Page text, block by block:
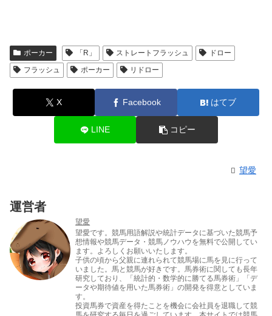
ポーカー 「R」 ストレートフラッシュ
ドロー
フラッシュ
ポーカー リドロー
X Facebook はてブ
LINE コピー
望愛
運営者
望愛
望愛です。競馬用語解説や統計データに基づいた競馬予
想情報や競馬データ・競馬ノウハウを無料で公開してい
ます。よろしくお願いいたします。
子供の頃から父親に連れられて競馬場に馬を見に行って
いました。馬と競馬が好きです。馬券術に関しても長年
研究しており、「統計的・数学的に勝てる馬券術」「デ
ータや期待値を用いた馬券術」の開発を得意としていま
す。
投資馬券で資産を得たことを機会に会社員を退職して競